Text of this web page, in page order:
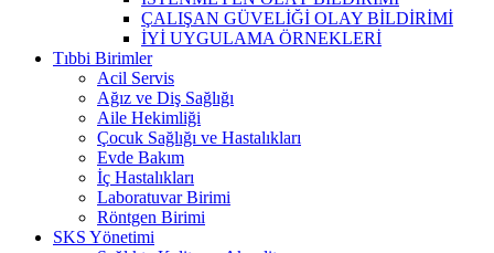
ÇALIŞAN GÜVELİĞİ OLAY BİLDİRİMİ
İYİ UYGULAMA ÖRNEKLERİ
Tıbbi Birimler
Acil Servis
Ağız ve Diş Sağlığı
Aile Hekimliği
Çocuk Sağlığı ve Hastalıkları
Evde Bakım
İç Hastalıkları
Laboratuvar Birimi
Röntgen Birimi
SKS Yönetimi